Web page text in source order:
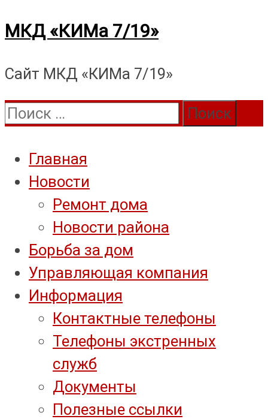
Перейти
содержимому
МКД «КИМа 7/19»
Сайт МКД «КИМа 7/19»
Поиск:
Главная
Новости
Ремонт дома
Новости района
Борьба за дом
Управляющая компания
Информация
Контактные телефоны
Телефоны экстренных
служб
Документы
Полезные ссылки